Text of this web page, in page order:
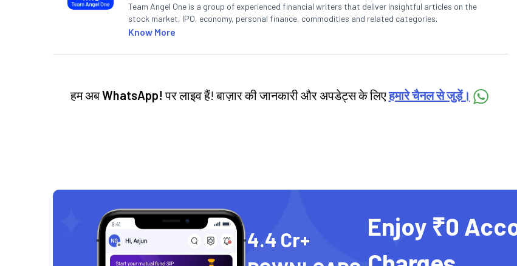
Team Angel One is a group of experienced financial writers that deliver insightful articles on the
stock market, IPO, economy, personal finance, commodities and related categories.
Know More
हम अबWhatsApp! पर लाइव हैं! बाज़ार की जानकारी और अपडेट्स के लिएहमारे चैनल से जुड़ें।
4.4 Cr+
Enjoy ₹0